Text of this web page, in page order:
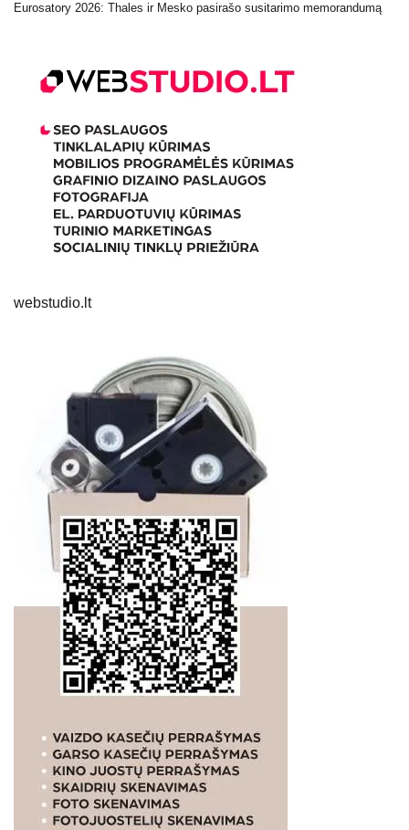
Eurosatory 2026: Thales ir Mesko pasirašo susitarimo memorandumą
webstudio.lt